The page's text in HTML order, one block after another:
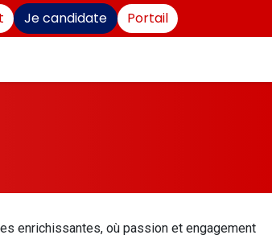
Je candidate Port​​​​ail
enrichissantes, où passion et engagement